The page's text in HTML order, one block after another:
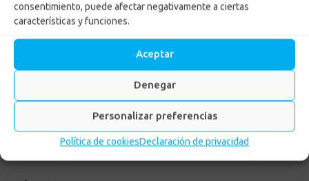
consentimiento, puede afectar negativamente a ciertas
características y funciones.
Aceptar
Denegar
Personalizar preferencias
Política de cookiesDeclaración de privacidad
Día de sol para personas
mayores.
Inicio-Noticias-Día de sol para personas mayores.